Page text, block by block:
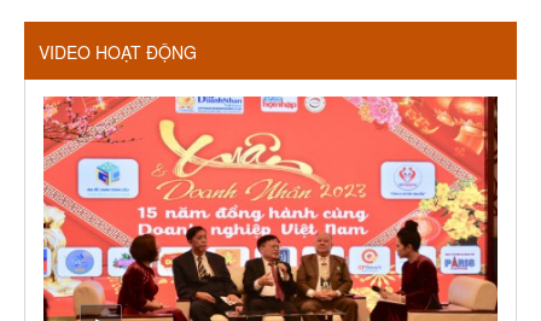
VIDEO HOẠT ĐỘNG